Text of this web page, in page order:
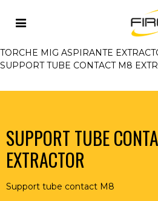
Accueil
TORCHES
TORCHES MIG
TORCHE MIG ASPIRANTE
SUPPORT TUBE CONTACT M8
SUPPORT TUBE
EXTRACTOR
Support tube contact M8